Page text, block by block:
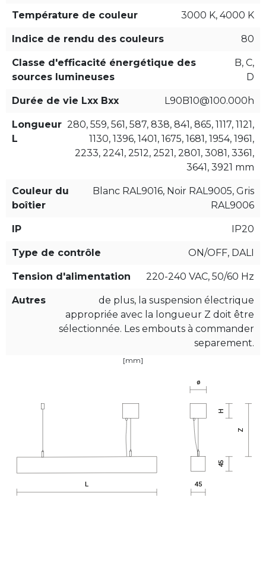
Température de couleur 3000 K, 4000 K
Indice de rendu des couleurs 80
Classe d'efficacité énergétique des
sources lumineuses
B, C,
D
Durée de vie Lxx Bxx L90B10@100.000h
Longueur
L
280, 559, 561, 587, 838, 841, 865, 1117, 1121,
1130, 1396, 1401, 1675, 1681, 1954, 1961,
2233, 2241, 2512, 2521, 2801, 3081, 3361,
3641, 3921 mm
Couleur du
boîtier
Blanc RAL9016, Noir RAL9005, Gris
RAL9006
IP IP20
Type de contrôle ON/OFF, DALI
Tension d'alimentation 220-240 VAC, 50/60 Hz
Autres
de plus, la suspension électrique
appropriée avec la longueur Z doit être
sélectionnée. Les embouts à commander
separement.
[mm]